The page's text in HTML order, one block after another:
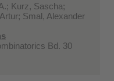
Kurz, Sascha;
Smal, Alexander
Bd. 30